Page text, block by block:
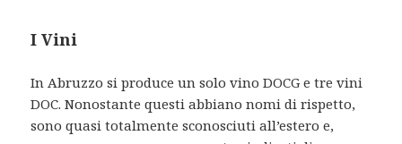
I Vini
In Abruzzo si produce un solo vino DOCG e tre vini
DOC. Nonostante questi abbiano nomi di rispetto,
sono quasi totalmente sconosciuti all’estero e,